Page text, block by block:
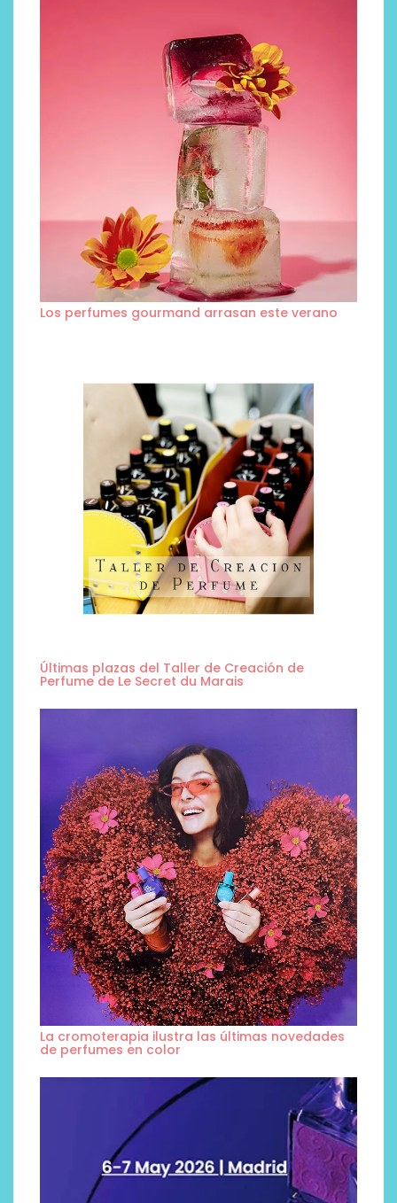
Los perfumes gourmand arrasan este verano
Últimas plazas del Taller de Creación de
Perfume de Le Secret du Marais
La cromoterapia ilustra las últimas novedades
de perfumes en color